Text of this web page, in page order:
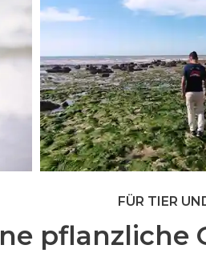
FÜR TIER
pflanzliche